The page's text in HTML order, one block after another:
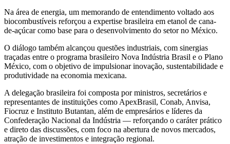
Na área de energia, um memorando de entendimento voltado aos
biocombustíveis reforçou a expertise brasileira em etanol de cana-
de-açúcar como base para o desenvolvimento do setor no México.
O diálogo também alcançou questões industriais, com sinergias
traçadas entre o programa brasileiro Nova Indústria Brasil e o Plano
México, com o objetivo de impulsionar inovação, sustentabilidade e
produtividade na economia mexicana.
A delegação brasileira foi composta por ministros, secretários e
representantes de instituições como ApexBrasil, Conab, Anvisa,
Fiocruz e Instituto Butantan, além de empresários e líderes da
Confederação Nacional da Indústria — reforçando o caráter prático
e direto das discussões, com foco na abertura de novos mercados,
atração de investimentos e integração regional.